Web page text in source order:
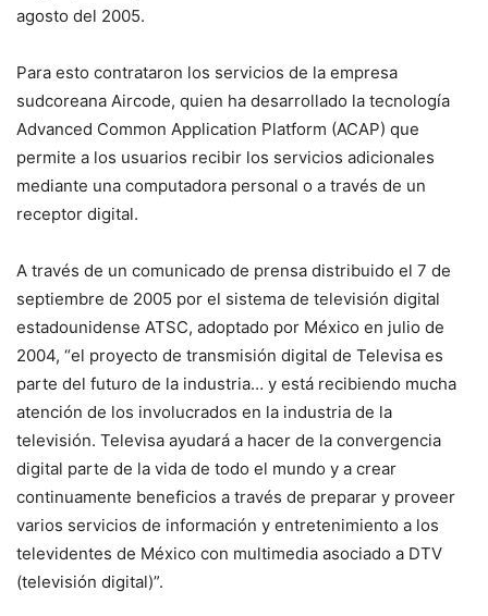
agosto del 2005.
Para esto contrataron los servicios de la empresa
sudcoreana Aircode, quien ha desarrollado la tecnología
Advanced Common Application Platform (ACAP) que
permite a los usuarios recibir los servicios adicionales
mediante una computadora personal o a través de un
receptor digital.
A través de un comunicado de prensa distribuido el 7 de
septiembre de 2005 por el sistema de televisión digital
estadounidense ATSC, adoptado por México en julio de
2004, “el proyecto de transmisión digital de Televisa es
parte del futuro de la industria… y está recibiendo mucha
atención de los involucrados en la industria de la
televisión. Televisa ayudará a hacer de la convergencia
digital parte de la vida de todo el mundo y a crear
continuamente beneficios a través de preparar y proveer
varios servicios de información y entretenimiento a los
televidentes de México con multimedia asociado a DTV
(televisión digital)”.